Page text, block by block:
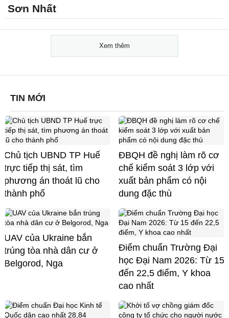
Sơn Nhất
Xem thêm
TIN MỚI
Chủ tịch UBND TP Huế
trực tiếp thị sát, tìm
phương án thoát lũ cho
thành phố
ĐBQH đề nghị làm rõ cơ
chế kiểm soát 3 lớp với
xuất bản phẩm có nội
dung đặc thù
UAV của Ukraine bắn
trúng tòa nhà dân cư ở
Belgorod, Nga
Điểm chuẩn Trường Đại
học Đại Nam 2026: Từ 15
đến 22,5 điểm, Y khoa
cao nhất